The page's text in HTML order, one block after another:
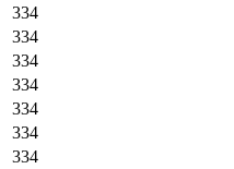
334
334
334
334
334
334
334